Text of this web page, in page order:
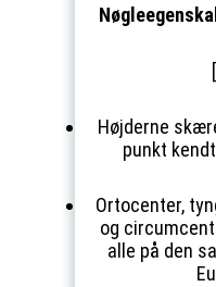
Højderne
punkt
Ortocenter,
og
alle på den